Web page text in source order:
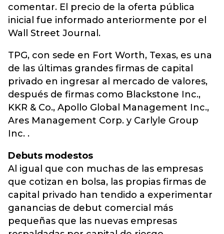
comentar. El precio de la oferta pública
inicial fue informado anteriormente por el
Wall Street Journal.
TPG, con sede en Fort Worth, Texas, es una
de las últimas grandes firmas de capital
privado en ingresar al mercado de valores,
después de firmas como Blackstone Inc.,
KKR & Co., Apollo Global Management Inc.,
Ares Management Corp. y Carlyle Group
Inc. .
Debuts modestos
Al igual que con muchas de las empresas
que cotizan en bolsa, las propias firmas de
capital privado han tendido a experimentar
ganancias de debut comercial más
pequeñas que las nuevas empresas